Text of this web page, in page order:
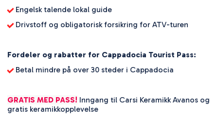
Engelsk talende lokal guide
Drivstoff og obligatorisk forsikring for ATV-turen
Fordeler og rabatter for Cappadocia Tourist Pass:
Betal mindre på over 30 steder i Cappadocia
GRATIS MED PASS! Inngang til Carsi Keramikk Avanos og
gratis keramikkopplevelse